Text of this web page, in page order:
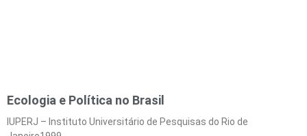
Ecologia e Política no Brasil
IUPERJ – Instituto Universitário de Pesquisas do Rio de